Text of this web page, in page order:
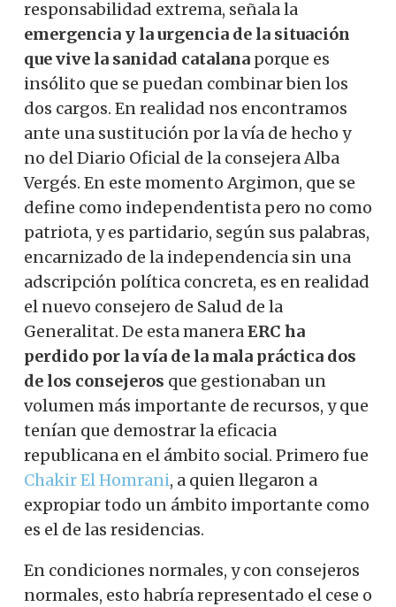
responsabilidad extrema, señala la
emergencia y la urgencia de la situación
que vive la sanidad catalana porque es
insólito que se puedan combinar bien los
dos cargos. En realidad nos encontramos
ante una sustitución por la vía de hecho y
no del Diario Oficial de la consejera Alba
Vergés. En este momento Argimon, que se
define como independentista pero no como
patriota, y es partidario, según sus palabras,
encarnizado de la independencia sin una
adscripción política concreta, es en realidad
el nuevo consejero de Salud de la
Generalitat. De esta maneraERC ha
perdido por la vía de la mala práctica dos
de los consejeros que gestionaban un
volumen más importante de recursos, y que
tenían que demostrar la eficacia
republicana en el ámbito social. Primero fue
Chakir El Homrani, a quien llegaron a
expropiar todo un ámbito importante como
es el de las residencias.
En condiciones normales, y con consejeros
normales, esto habría representado el cese o